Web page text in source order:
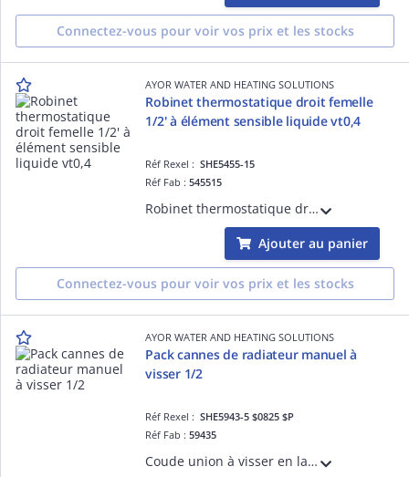
Connectez-vous pour voir vos prix et les stocks
AYOR WATER AND HEATING SOLUTIONS
Robinet thermostatique droit femelle
1/2' à élément sensible liquide vt0,4
Réf Rexel :SHE5455-15
Réf Fab :545515
Robinet thermostatique droit femelle 1/2' à élément sensible liquide vt0,4
Ajouter au panier
Connectez-vous pour voir vos prix et les stocks
AYOR WATER AND HEATING SOLUTIONS
Pack cannes de radiateur manuel à
visser 1/2
Réf Rexel :SHE5943-5 $0825 $P
Réf Fab :59435
Coude union à visser en laiton brut - raccordement mâle femelle 3/4' - SOMATHERM